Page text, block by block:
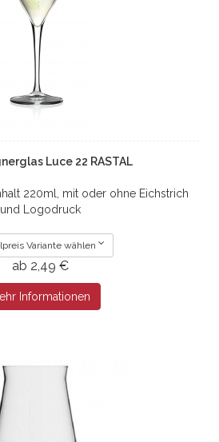
Luce 22 RASTAL
220ml, mit oder ohne Eichstrich
und Logodruck
Variante wählen
ab 2,49 €
Informationen